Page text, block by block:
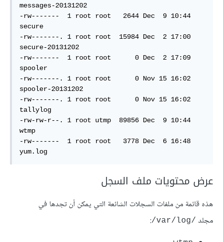
messages-20131202
-rw-------  1 root root   2644 Dec  9 10:44
secure
-rw-------. 1 root root  15984 Dec  2 17:00
secure-20131202
-rw-------  1 root root      0 Dec  2 17:09
spooler
-rw-------. 1 root root      0 Nov 15 16:02
spooler-20131202
-rw-------. 1 root root      0 Nov 15 16:02
tallylog
-rw-rw-r--. 1 root utmp  89856 Dec  9 10:44
wtmp
-rw-------  1 root root   3778 Dec  6 16:48
yum.log
عرض محتويات ملف السجل
هذه قائمة من ملفات السجلات الشائعة التي يمكن أن تجدها في
مجلد /var/log/
: